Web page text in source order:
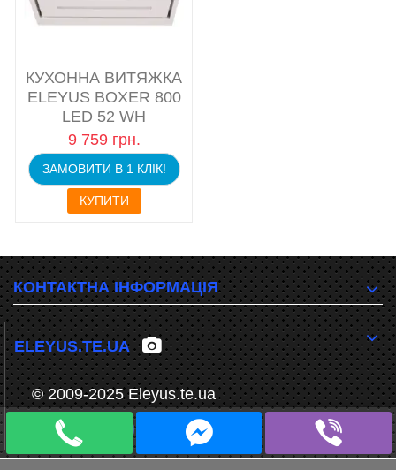
КУХОННА ВИТЯЖКА
ELEYUS BOXER 800
LED 52 WH
9 759 грн.
ЗАМОВИТИ В 1 КЛІК!
КУПИТИ
КОНТАКТНА ІНФОРМАЦІЯ
ELEYUS.TE.UA
© 2009-2025 Eleyus.te.ua